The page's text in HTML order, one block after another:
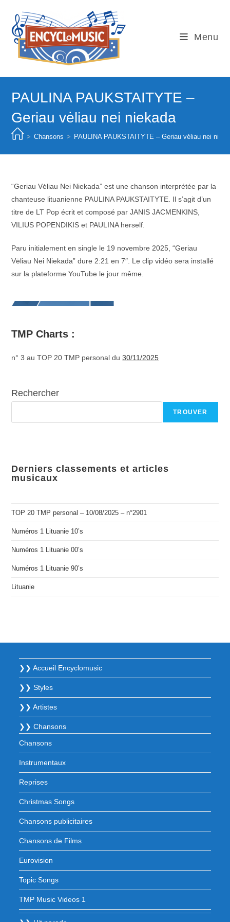
content
Menu
PAULINA PAUKSTAITYTE –
Geriau vėliau nei niekada
> Chansons > PAULINA PAUKSTAITYTE – Geriau vėliau nei
“Geriau Vėliau Nei Niekada” est une chanson interprétée par la
chanteuse lituanienne PAULINA PAUKSTAITYTE. Il s’agit d’un
titre de LT Pop écrit et composé par JANIS JACMENKINS,
VILIUS POPENDIKIS et PAULINA herself.
Paru initialement en single le 19 novembre 2025, “Geriau
Vėliau Nei Niekada” dure 2:21 en 7″. Le clip vidéo sera installé
sur la plateforme YouTube le jour même.
TMP Charts :
n° 3 au TOP 20 TMP personal du30/11/2025
Rechercher
TROUVER
Derniers classements et articles
musicaux
TOP 20 TMP personal – 10/08/2025 – n°2901
Numéros 1 Lituanie 10’s
Numéros 1 Lituanie 00’s
Numéros 1 Lituanie 90’s
Lituanie
❯❯ Accueil Encyclomusic
❯❯ Styles
❯❯ Artistes
❯❯ Chansons
Chansons
Instrumentaux
Reprises
Christmas Songs
Chansons publicitaires
Chansons de Films
Eurovision
Topic Songs
TMP Music Videos 1